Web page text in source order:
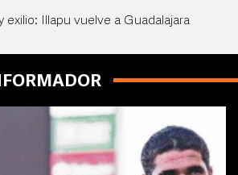
exilio: Illapu vuelve a Guadalajara